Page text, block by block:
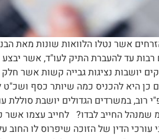
אשר נטלו הלוואות שונות מאת
עד להעברת התיק לעו"ד, אשר
יושבות נציגות גבייה קשות אשר
כן היא להכניס כמה שיותר כסף
במשרדים הגדולים יושבת סוללת
שמנהל החייב לבדו? לחייב עצמו אשר
עורכי הדין של הזוכה שיפרוס לו